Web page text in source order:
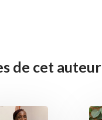
de cet auteur